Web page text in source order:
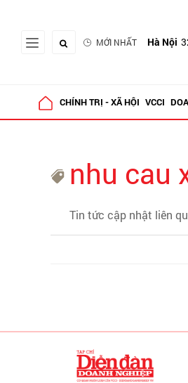
MỚI NHẤT Hà Nội
CHÍNH TRỊ - XÃ HỘI VCCI
nhu cau
Tin tức cập nhật liên